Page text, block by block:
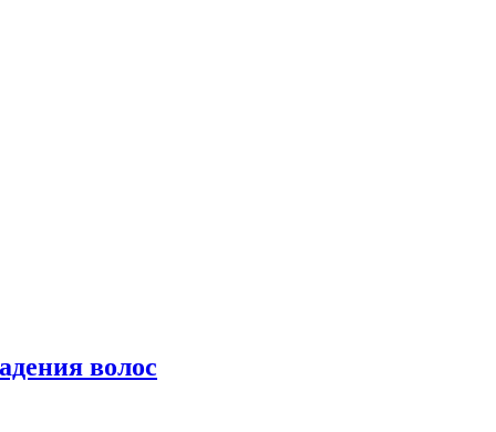
волос